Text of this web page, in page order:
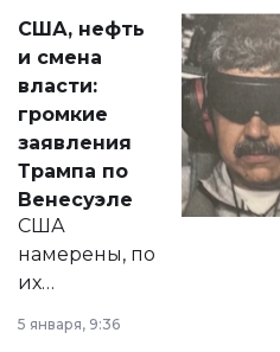
актуальных тем —
от слухов о
политических
реформах до
вопросов армии,
экономики и
личного здоровья.
США, нефть
и смена
власти:
громкие
заявления
Трампа по
Венесуэле
США
намерены, по
их
принести
5 января, 9:36